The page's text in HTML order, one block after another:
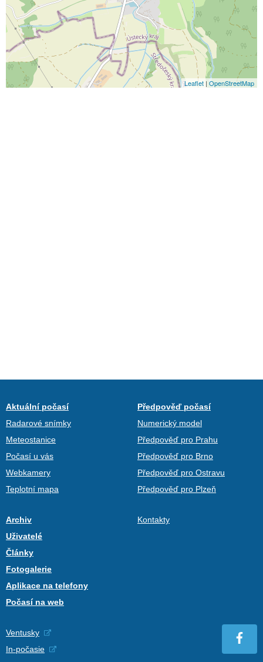
Leaflet | OpenStreetMap
Aktuální počasí
Radarové snímky
Meteostanice
Počasí u vás
Webkamery
Teplotní mapa
Předpověď počasí
Numerický model
Předpověď pro Prahu
Předpověď pro Brno
Předpověď pro Ostravu
Předpověď pro Plzeň
Archiv
Uživatelé
Články
Fotogalerie
Aplikace na telefony
Počasí na web
Kontakty
Ventusky
In-počasie